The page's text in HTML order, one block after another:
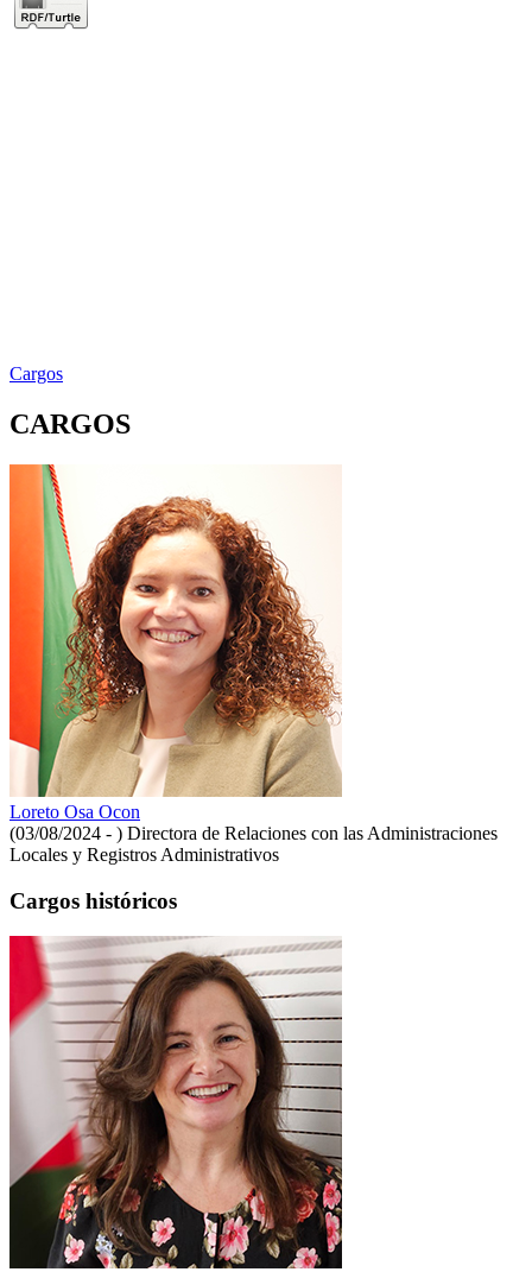
Cargos
CARGOS
Loreto Osa Ocon
(03/08/2024 - ) Directora de Relaciones con las Administraciones
Locales y Registros Administrativos
Cargos históricos